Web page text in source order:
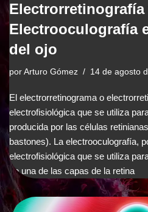
Electrorretinografía
Electrooculografía
del ojo
por Arturo Gómez 14 de agosto
El electrorretinograma o
electrofisiológica que se utiliza
producida por las células
bastones). La electrooculografía,
electrofisiológica que se utiliza
de una de las capas de la retina